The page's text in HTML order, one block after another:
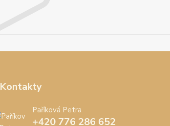
Kontakty
Paříková Petra
+420 776 286 652